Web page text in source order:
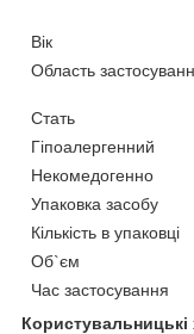
Вік
Область
Стать
Гіпоалергенний
Некомедогенно
Упаковка засобу
Кількість в упаковці
Об`єм
Час застосування
Користувальницькі